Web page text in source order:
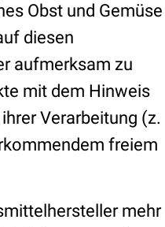
Obst und Gemüse
diesen
aufmerksam zu
mit dem Hinweis
Verarbeitung (z.
freiem
mehr